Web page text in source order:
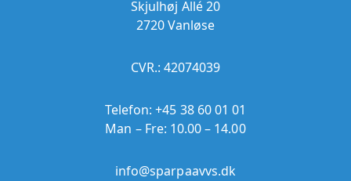
Skjulhøj Allé 20
2720 Vanløse
CVR.: 42074039
Telefon:+45 38 60 01 01
Man – Fre: 10.00 – 14.00
info@sparpaavvs.dk